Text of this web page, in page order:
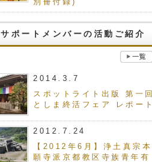
別冊付録)
サポートメンバーの活動ご紹介
2014.3.7
スポットライト出版 第一回
としま終活フェア レポート
2012.7.24
【2012年6月】浄土真宗本
願寺派京都教区寺族青年有